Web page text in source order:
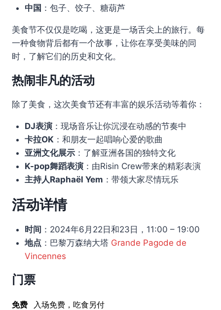
中国 ：包子、饺子、糖葫芦
美食节不仅仅是吃喝，这更是一场舌尖上的旅行。每
一种食物背后都有一个故事，让你在享受美味的同
时，了解它们的历史和文化。
热闹非凡的活动
除了美食，这次美食节还有丰富的娱乐活动等着你：
DJ表演：现场音乐让你沉浸在动感的节奏中
卡拉OK：和朋友一起唱响心爱的歌曲
亚洲文化展示：了解亚洲各国的独特文化
K-pop舞蹈表演：由Risin Crew带来的精彩表演
主持人Raphaël Yem ：带领大家尽情玩乐
活动详情
时间 ：2024年6月22日和23日，11:00 – 19:00
地点 ：巴黎万森纳大塔 Grande Pagode de
Vincennes
门票
免费 入场免费，吃食另付